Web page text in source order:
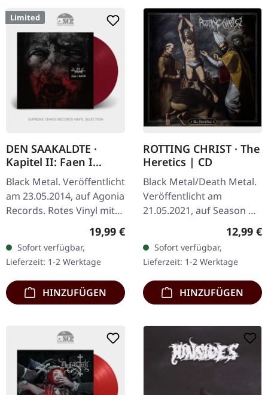
Limited
DEN SAAKALDTE ·
Kapitel II: Faen I
Helvete | RED LP
Black Metal. Veröffentlicht
am 23.05.2014, auf Agonia
Records. Rotes Vinyl mit
bedruckten Innenhüllen.
handnummerierte
Exemplare.…
Regulärer Preis:
19,99 €
Sofort verfügbar,
Lieferzeit: 1-2 Werktage
HINZUFÜGEN
ROTTING CHRIST · The
Heretics | CD
Black Metal/Death Metal.
Veröffentlicht am
21.05.2021, auf Season Of
Mist. CD im Jewelcase.
Rotting Christ ist eine
eindrucksvolle…
12,99 €
Sofort verfügbar,
Lieferzeit: 1-2 Werktage
HINZUFÜGEN